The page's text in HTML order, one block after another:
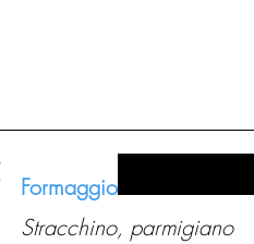
Formaggio
Stracchino, parmigiano